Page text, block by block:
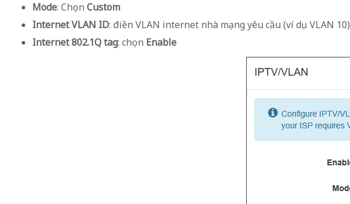
Mode: Chọn Custom
Internet VLAN ID: điền VLAN internet nhà mạng yêu cầu (ví dụ VLAN 10)
Internet 802.1Q tag: chọn Enable